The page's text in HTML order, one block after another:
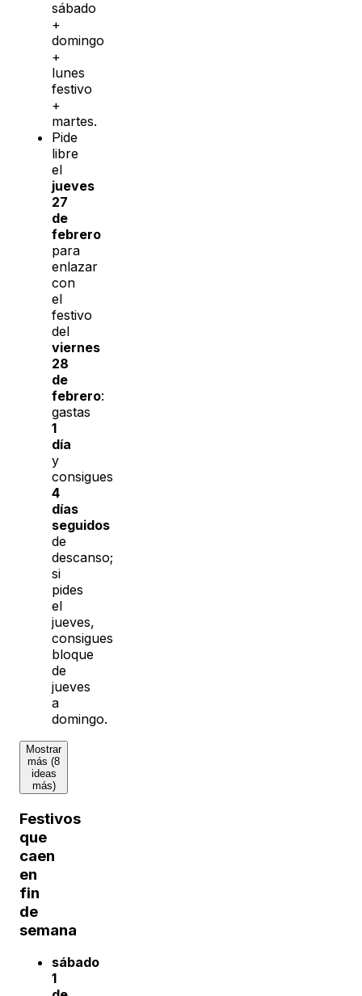
sábado
+
domingo
+
lunes
festivo
+
martes.
Pide
libre
el
jueves
27
de
febrero
para
enlazar
con
el
festivo
del
viernes
28
de
febrero:
gastas
1
día
y
consigues
4
días
seguidos
de
descanso;
si
pides
el
jueves,
consigues
bloque
de
jueves
a
domingo.
Mostrar
más (8
ideas
más)
Festivos
que
caen
en
fin
de
semana
sábado
1